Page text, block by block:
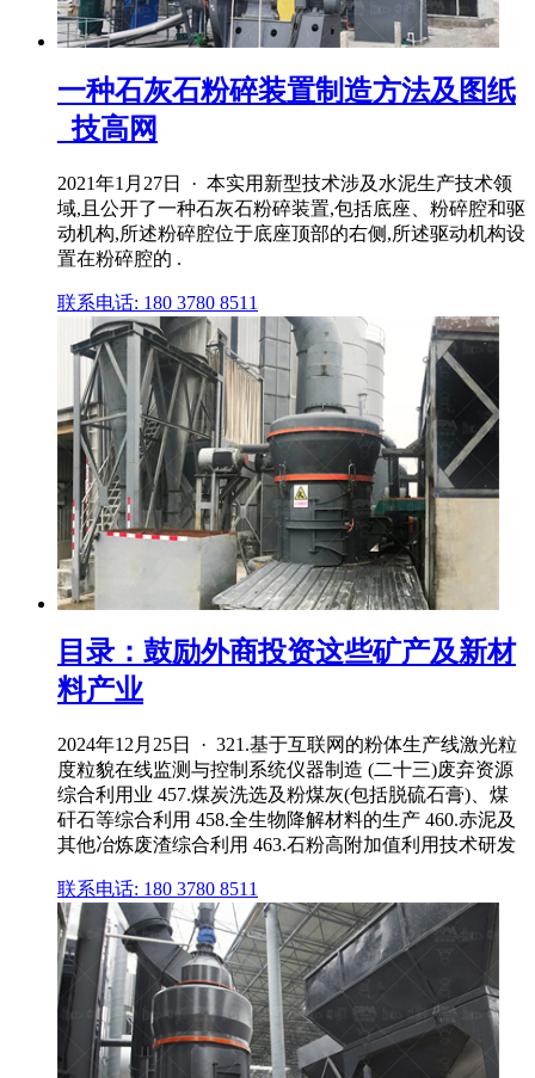
一种石灰石粉碎装置制造方法及图纸
_技高网
2021年1月27日 · 本实用新型技术涉及水泥生产技术领
域,且公开了一种石灰石粉碎装置,包括底座、粉碎腔和驱
动机构,所述粉碎腔位于底座顶部的右侧,所述驱动机构设
置在粉碎腔的 .
联系电话: 180 3780 8511
目录：鼓励外商投资这些矿产及新材
料产业
2024年12月25日 · 321.基于互联网的粉体生产线激光粒
度粒貌在线监测与控制系统仪器制造 (二十三)废弃资源
综合利用业 457.煤炭洗选及粉煤灰(包括脱硫石膏)、煤
矸石等综合利用 458.全生物降解材料的生产 460.赤泥及
其他冶炼废渣综合利用 463.石粉高附加值利用技术研发
联系电话: 180 3780 8511